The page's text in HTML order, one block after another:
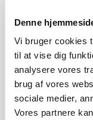
Denne
Vi bruger cookies
til at vise dig
analysere vores
brug af vores
sociale medier,
Vores partnere